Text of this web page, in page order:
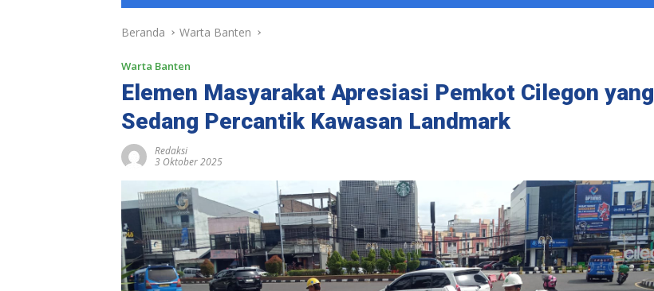
Beranda Warta Banten
Warta Banten
Elemen Masyarakat Apresiasi Pemkot Cilegon yang
Sedang Percantik Kawasan Landmark
Redaksi
3 Oktober 2025